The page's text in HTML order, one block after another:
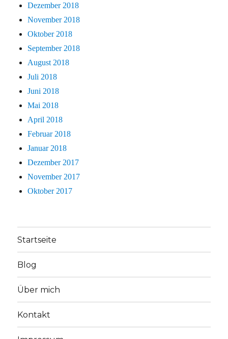
Dezember 2018
November 2018
Oktober 2018
September 2018
August 2018
Juli 2018
Juni 2018
Mai 2018
April 2018
Februar 2018
Januar 2018
Dezember 2017
November 2017
Oktober 2017
Startseite
Blog
Über mich
Kontakt